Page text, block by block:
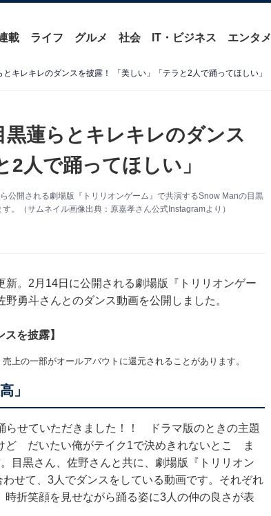
載 ライフ グルメ 社会 IT・ビジネス エンタメ
キレキレのダンスを披露！ 「美しい」「テラと2人で踊ってほしい」
蓮らとキレキレのダンス
人で踊ってほしい」
公開される劇場版『トリリオンゲーム』で共演するSnow Manの目黒
。（サムネイル画像出典：原嘉孝さん公式Instagramより）
。2月14日に公開される劇場版『トリリオンゲー
勇斗さんとのダンス動画を公開しました。
を披露】
上の一部がオールアバウトに還元されることがあります。
」
せていただきました！！ ドラマ版のときの主題
ど だいたい俺がテイク1で決めきれないとこ ま
目黒さん、佐野さんと共に、劇場版『トリリオン
せて、3人でダンスをしている動画です。それぞれ
折笑顔を見せながら踊る姿に3人の仲の良さが表